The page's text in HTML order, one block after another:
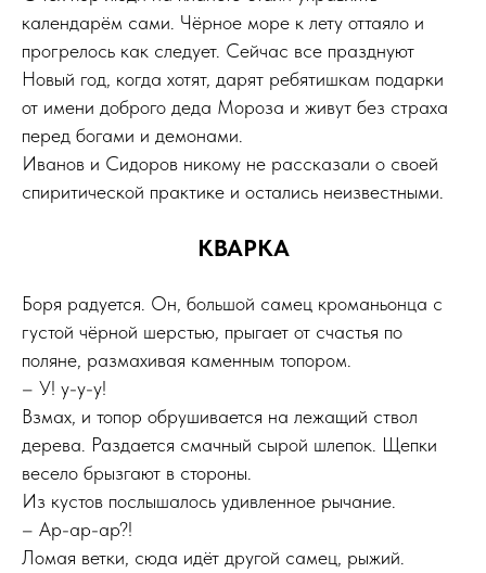
календарём сами. Чёрное море к лету оттаяло и
прогрелось как следует. Сейчас все празднуют
Новый год, когда хотят, дарят ребятишкам подарки
от имени доброго деда Мороза и живут без страха
перед богами и демонами.
Иванов и Сидоров никому не рассказали о своей
спиритической практике и остались неизвестными.
КВАРКА
Боря радуется. Он, большой самец кроманьонца с
густой чёрной шерстью, прыгает от счастья по
поляне, размахивая каменным топором.
– У! у-у-у!
Взмах, и топор обрушивается на лежащий ствол
дерева. Раздается смачный сырой шлепок. Щепки
весело брызгают в стороны.
Из кустов послышалось удивленное рычание.
– Ар-ар-ар?!
Ломая ветки, сюда идёт другой самец, рыжий.